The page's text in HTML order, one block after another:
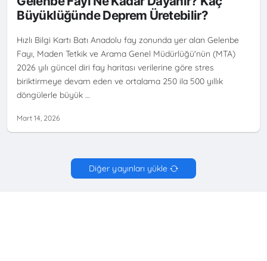
RISKI MTA DIRI FAY HARITASI ZEMIN SIVILAŞMASI
Büyüklüğünde Deprem Üretebilir?
Hızlı Bilgi Kartı Batı Anadolu fay zonunda yer alan Gelenbe
Fayı, Maden Tetkik ve Arama Genel Müdürlüğü'nün (MTA)
2026 yılı güncel diri fay haritası verilerine göre stres
biriktirmeye devam eden ve ortalama 250 ila 500 yıllık
döngülerle büyük …
Mart 14, 2026
Diğer yayınları yükle